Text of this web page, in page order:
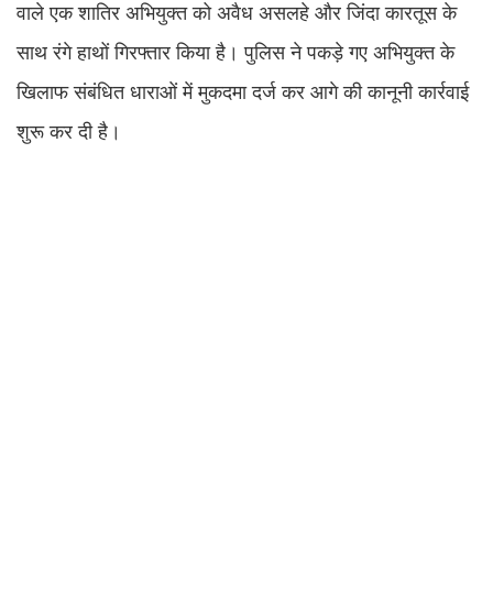
वाले एक शातिर अभियुक्त को अवैध असलहे और जिंदा कारतूस के
साथ रंगे हाथों गिरफ्तार किया है। पुलिस ने पकड़े गए अभियुक्त के
खिलाफ संबंधित धाराओं में मुकदमा दर्ज कर आगे की कानूनी कार्रवाई
शुरू कर दी है।